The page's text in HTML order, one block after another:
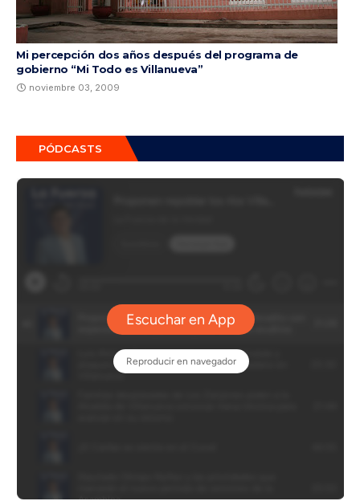
Mi percepción dos años después del programa de
gobierno “Mi Todo es Villanueva”
noviembre 03, 2009
PÓDCASTS